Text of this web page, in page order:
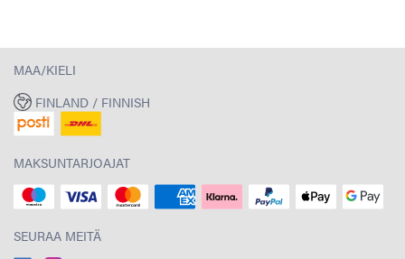
MAA/KIELI
FINLAND / FINNISH
MAKSUNTARJOAJAT
SEURAA MEITÄ